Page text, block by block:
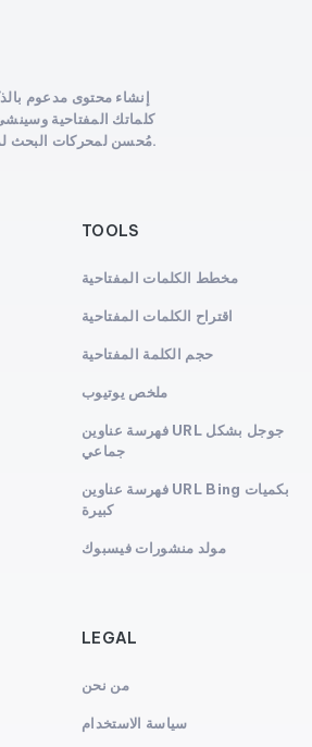
إنشاء محتوى مدعوم
كلماتك المفتاحية
مُحسن لمحركات البحث لموقع ووردبريس الخاص بك.
TOOLS
مخطط الكلمات المفتاحية
اقتراح الكلمات المفتاحية
حجم الكلمة المفتاحية
ملخص يوتيوب
فهرسة عناوين URL جوجل بشكل
جماعي
فهرسة عناوين URL Bing بكميات
كبيرة
مولد منشورات فيسبوك
LEGAL
من نحن
سياسة الاستخدام